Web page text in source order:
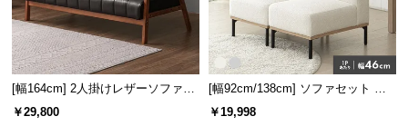
つ
い
て
証
[幅164cm] 2人掛けレザーソファー
木製フレーム
￥29,800
[幅92cm/138cm] ソファセット レ
イアウト自由！選べる4セット
￥19,998